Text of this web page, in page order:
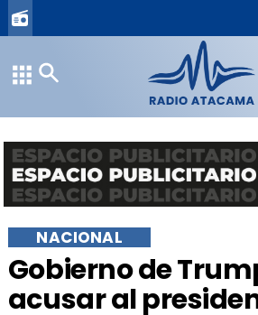
Gobierno de
acusar al
NACIONAL